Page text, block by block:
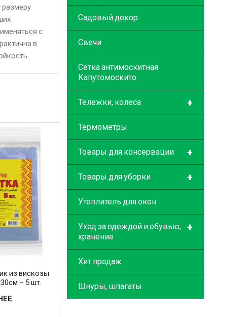
размеру
с
в
из вискозы
– 5 шт.
Садовый декор
Свечи
Сетка антимоскитная
Капутомоскито
+
Тележки, колеса
Термометры
+
Товары для консервации
+
Товары для уборки
Утеплитель для окон
+
Уход за одеждой и обувью,
хранение
Хит продаж
Шнуры, шпагаты